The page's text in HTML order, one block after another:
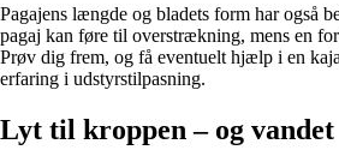
Pagajens længde og bladets form har også
pagaj kan føre til overstrækning, mens en
Prøv dig frem, og få eventuelt hjælp i en
erfaring i udstyrstilpasning.
Lyt til kroppen – og vandet